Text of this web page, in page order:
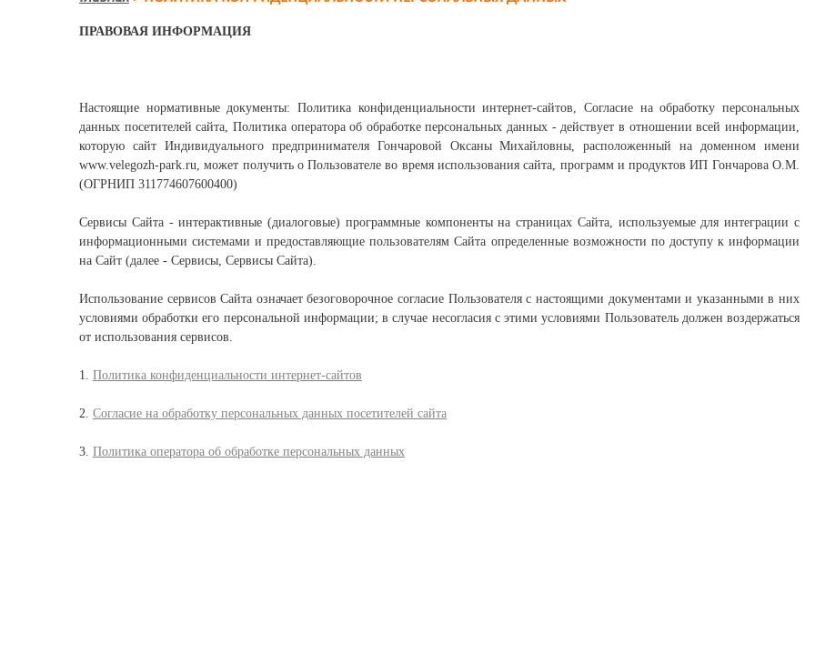
ПРАВОВАЯ ИНФОРМАЦИЯ
Настоящие нормативные документы: Политика конфиденциальности интернет-сайтов, Согласие на обработку персональных
данных посетителей сайта, Политика оператора об обработке персональных данных - действует в отношении всей информации,
которую сайт Индивидуального предпринимателя Гончаровой Оксаны Михайловны, расположенный на доменном имени
www.velegozh-park.ru, может получить о Пользователе во время использования сайта, программ и продуктов ИП Гончарова О.М.
(ОГРНИП 311774607600400)
Сервисы Сайта - интерактивные (диалоговые) программные компоненты на страницах Сайта, используемые для интеграции с
информационными системами и предоставляющие пользователям Сайта определенные возможности по доступу к информации
на Сайт (далее - Сервисы, Сервисы Сайта).
Использование сервисов Сайта означает безоговорочное согласие Пользователя с настоящими документами и указанными в них
условиями обработки его персональной информации; в случае несогласия с этими условиями Пользователь должен воздержаться
от использования сервисов.
1. Политика конфиденциальности интернет-сайтов
2. Согласие на обработку персональных данных посетителей сайта
3. Политика оператора об обработке персональных данных